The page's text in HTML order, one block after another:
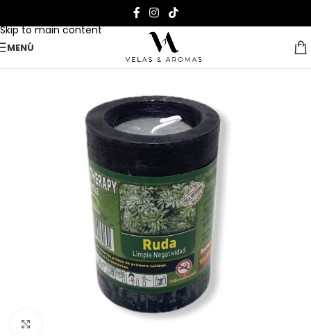
Skip to main content
MENÚ